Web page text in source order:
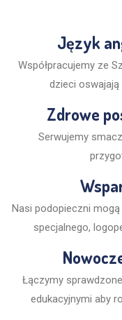
Język
Współpracujemy ze
dzieci
Zdrowe
Serwujemy
Nasi podopieczni
specjalnego,
Łączymy
edukacyjnymi aby